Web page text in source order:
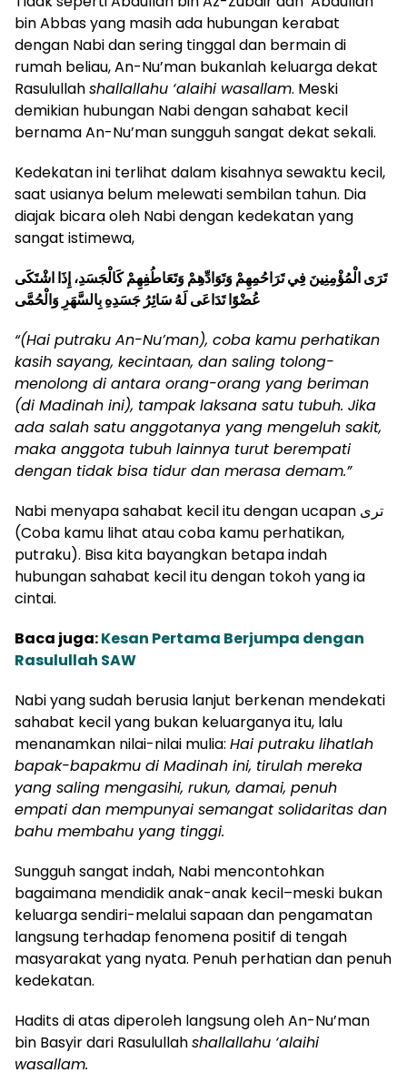
bin Abbas yang masih ada hubungan kerabat
dengan Nabi dan sering tinggal dan bermain di
rumah beliau, An-Nu’man bukanlah keluarga dekat
Rasulullahshallallahu ‘alaihi wasallam. Meski
demikian hubungan Nabi dengan sahabat kecil
bernama An-Nu’man sungguh sangat dekat sekali.
Kedekatan ini terlihat dalam kisahnya sewaktu kecil,
saat usianya belum melewati sembilan tahun. Dia
diajak bicara oleh Nabi dengan kedekatan yang
sangat istimewa,
تَرَى الْمُؤْمِنِينَ فِي تَرَاحُمِهِمْ وَتَوَادِّهِمْ وَتَعَاطُفِهِمْ كَالْجَسَدِ، إِذَا اشْتَكَى
عُضْوًا تَدَاعَى لَهُ سَائِرُ جَسَدِهِ بِالسَّهَرِ وَالْحُمَّى
“(Hai putraku An-Nu’man), coba kamu perhatikan
kasih sayang, kecintaan, dan saling tolong-
menolong di antara orang-orang yang beriman
(di Madinah ini), tampak laksana satu tubuh. Jika
ada salah satu anggotanya yang mengeluh sakit,
maka anggota tubuh lainnya turut berempati
dengan tidak bisa tidur dan merasa demam.”
Nabi menyapa sahabat kecil itu dengan ucapan ترى
(Coba kamu lihat atau coba kamu perhatikan,
putraku). Bisa kita bayangkan betapa indah
hubungan sahabat kecil itu dengan tokoh yang ia
cintai.
Baca juga:Kesan Pertama Berjumpa dengan
Rasulullah SAW
Nabi yang sudah berusia lanjut berkenan mendekati
sahabat kecil yang bukan keluarganya itu, lalu
menanamkan nilai-nilai mulia: Hai putraku lihatlah
bapak-bapakmu di Madinah ini, tirulah mereka
yang saling mengasihi, rukun, damai, penuh
empati dan mempunyai semangat solidaritas dan
bahu membahu yang tinggi.
Sungguh sangat indah, Nabi mencontohkan
bagaimana mendidik anak-anak kecil–meski bukan
keluarga sendiri-melalui sapaan dan pengamatan
langsung terhadap fenomena positif di tengah
masyarakat yang nyata. Penuh perhatian dan penuh
kedekatan.
Hadits di atas diperoleh langsung oleh An-Nu’man
bin Basyir dari Rasulullahshallallahu ‘alaihi
wasallam.